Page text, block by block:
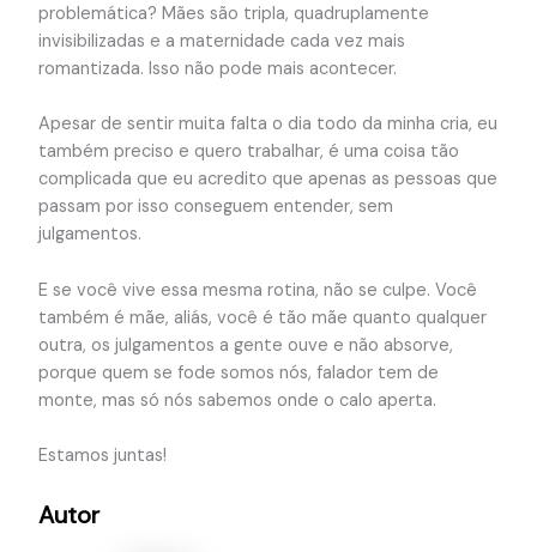
problemática? Mães são tripla, quadruplamente
invisibilizadas e a maternidade cada vez mais
romantizada. Isso não pode mais acontecer.
Apesar de sentir muita falta o dia todo da minha cria, eu
também preciso e quero trabalhar, é uma coisa tão
complicada que eu acredito que apenas as pessoas que
passam por isso conseguem entender, sem
julgamentos.
E se você vive essa mesma rotina, não se culpe. Você
também é mãe, aliás, você é tão mãe quanto qualquer
outra, os julgamentos a gente ouve e não absorve,
porque quem se fode somos nós, falador tem de
monte, mas só nós sabemos onde o calo aperta.
Estamos juntas!
Autor